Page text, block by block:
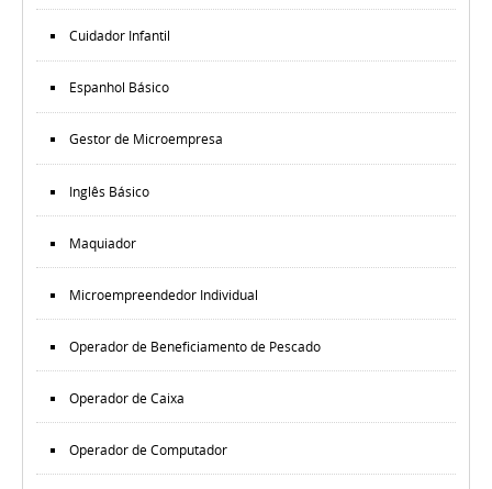
Cuidador Infantil
Espanhol Básico
Gestor de Microempresa
Inglês Básico
Maquiador
Microempreendedor Individual
Operador de Beneficiamento de Pescado
Operador de Caixa
Operador de Computador